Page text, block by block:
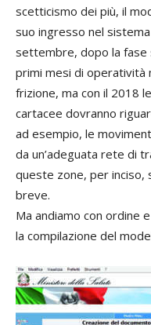
scetticismo dei più, il
suo ingresso nel
settembre, dopo la fase
primi mesi di operatività
frizione, ma con il 2018
cartacee dovranno
ad esempio, le
da un’adeguata rete di
queste zone, per inciso,
breve.
Ma andiamo con ordine
la compilazione del